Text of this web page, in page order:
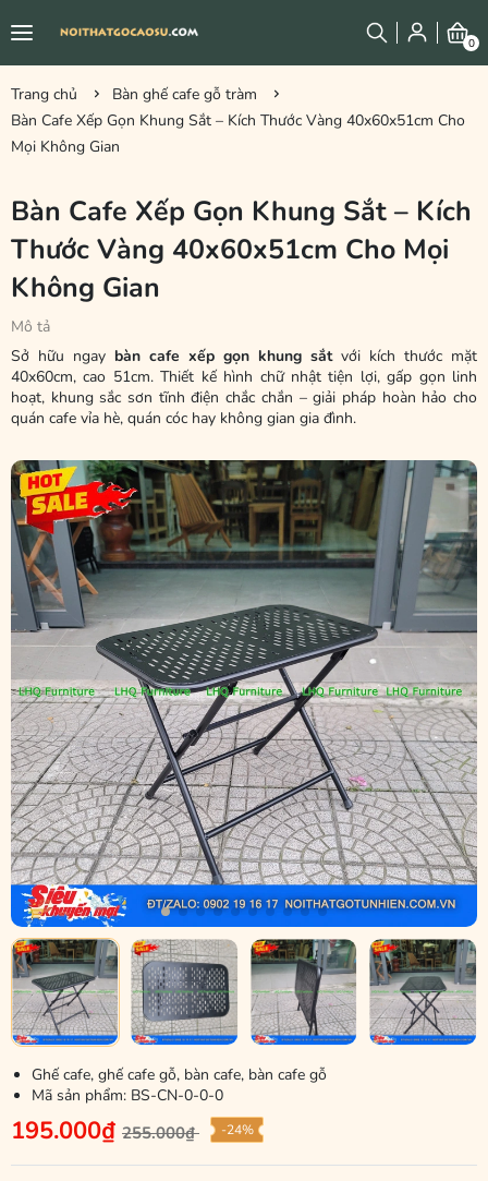
0
Trang chủ
Bàn ghế cafe gỗ tràm
Bàn Cafe Xếp Gọn Khung Sắt – Kích Thước Vàng 40x60x51cm Cho
Mọi Không Gian
Bàn Cafe Xếp Gọn Khung Sắt – Kích
Thước Vàng 40x60x51cm Cho Mọi
Không Gian
Mô tả
Sở hữu ngay bàn cafe xếp gọn khung sắt với kích thước mặt
40x60cm, cao 51cm. Thiết kế hình chữ nhật tiện lợi, gấp gọn linh
hoạt, khung sắc sơn tĩnh điện chắc chắn – giải pháp hoàn hảo cho
quán cafe vỉa hè, quán cóc hay không gian gia đình.
Ghế cafe, ghế cafe gỗ, bàn cafe, bàn cafe gỗ
Mã sản phẩm: BS-CN-0-0-0
195.000₫ 255.000₫ -24%